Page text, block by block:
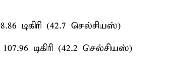
டிகிரி (42.7 செல்சியஸ்)
டிகிரி (42.2 செல்சியஸ்)